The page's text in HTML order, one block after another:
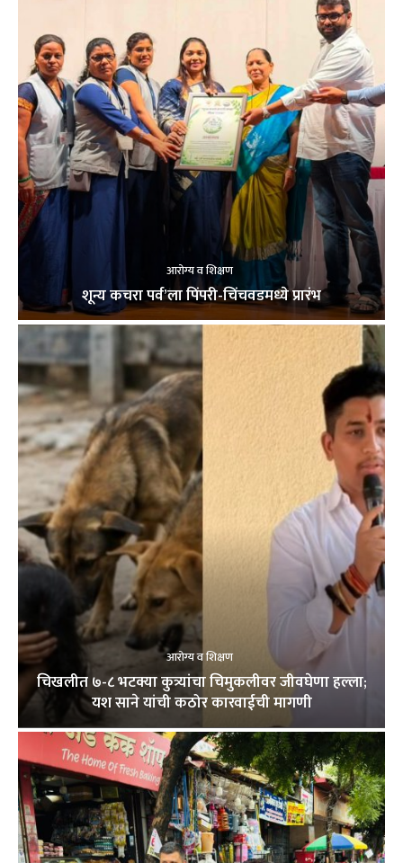
आरोग्य व शिक्षण
शून्य कचरा पर्व’ला पिंपरी-चिंचवडमध्ये प्रारंभ
आरोग्य व शिक्षण
चिखलीत ७-८ भटक्या कुत्र्यांचा चिमुकलीवर जीवघेणा हल्ला;
यश साने यांची कठोर कारवाईची मागणी